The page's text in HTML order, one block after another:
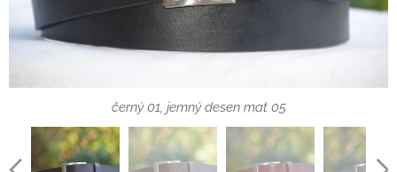
černý 01, jemný desen mat 05
tmavě hnědý 02, jemný desen mat 05
jemný desen pololesk 06, kaštan 25
šedý žíhaný 18, žíhaný desen 08